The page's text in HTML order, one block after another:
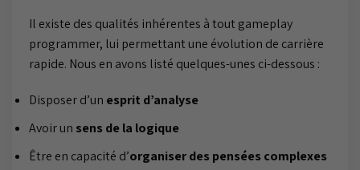
Il existe des qualités inhérentes à tout gameplay
programmer, lui permettant une évolution de carrière
rapide. Nous en avons listé quelques-unes ci-dessous :
Disposer d’un esprit d’analyse
Avoir un sens de la logique
Être en capacité d’organiser des pensées complexes